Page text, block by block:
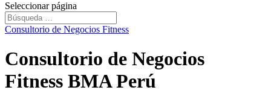
Seleccionar página
Consultorio de Negocios Fitness
Consultorio de Negocios
Fitness BMA Perú